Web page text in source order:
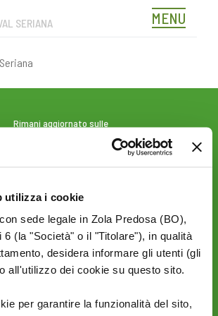
utilizza i cookie
sede legale in Zola Predosa (BO),
6 (la "Società" o il "Titolare"), in qualità
desidera informare gli utenti (gli
all'utilizzo dei cookie su questo sito.
per garantire la funzionalità del sito,
MENU
SERIANA
Rimani aggiornato sulle
AZIENDA
Politica Ambientale &
Sicurezza
Sito Corporate